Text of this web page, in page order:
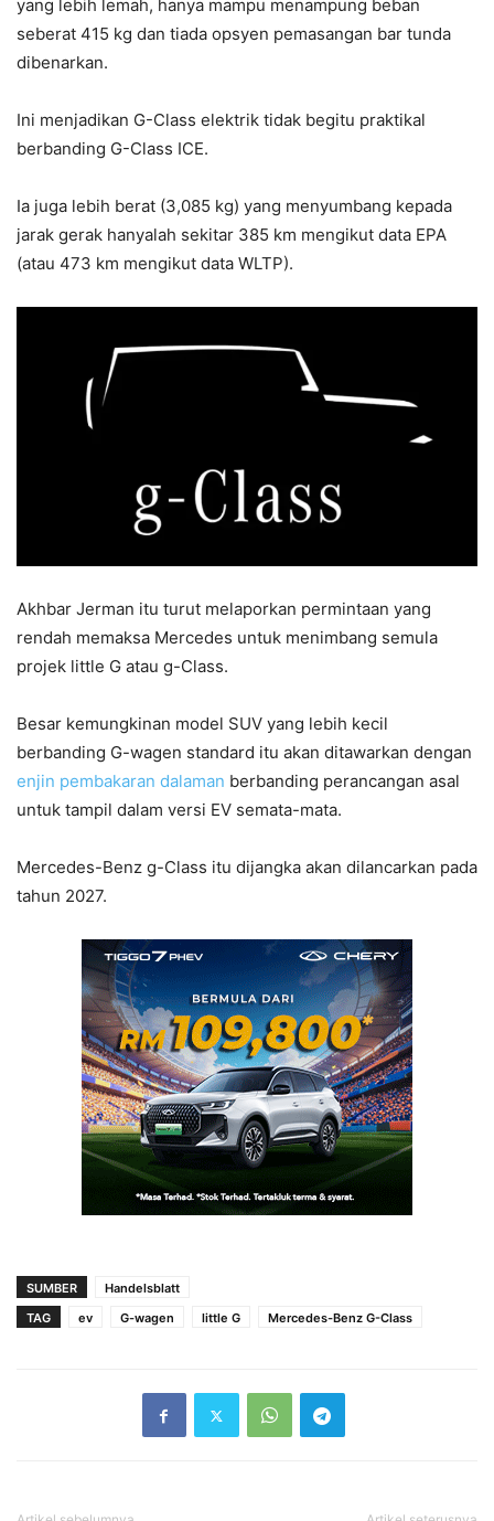
yang lebih lemah, hanya mampu menampung beban
seberat 415 kg dan tiada opsyen pemasangan bar tunda
dibenarkan.
Ini menjadikan G-Class elektrik tidak begitu praktikal
berbanding G-Class ICE.
Ia juga lebih berat (3,085 kg) yang menyumbang kepada
jarak gerak hanyalah sekitar 385 km mengikut data EPA
(atau 473 km mengikut data WLTP).
Akhbar Jerman itu turut melaporkan permintaan yang
rendah memaksa Mercedes untuk menimbang semula
projek little G atau g-Class.
Besar kemungkinan model SUV yang lebih kecil
berbanding G-wagen standard itu akan ditawarkan dengan
enjin pembakaran dalaman berbanding perancangan asal
untuk tampil dalam versi EV semata-mata.
Mercedes-Benz g-Class itu dijangka akan dilancarkan pada
tahun 2027.
SUMBER
Handelsblatt
TAG
ev G-wagen little G Mercedes-Benz G-Class